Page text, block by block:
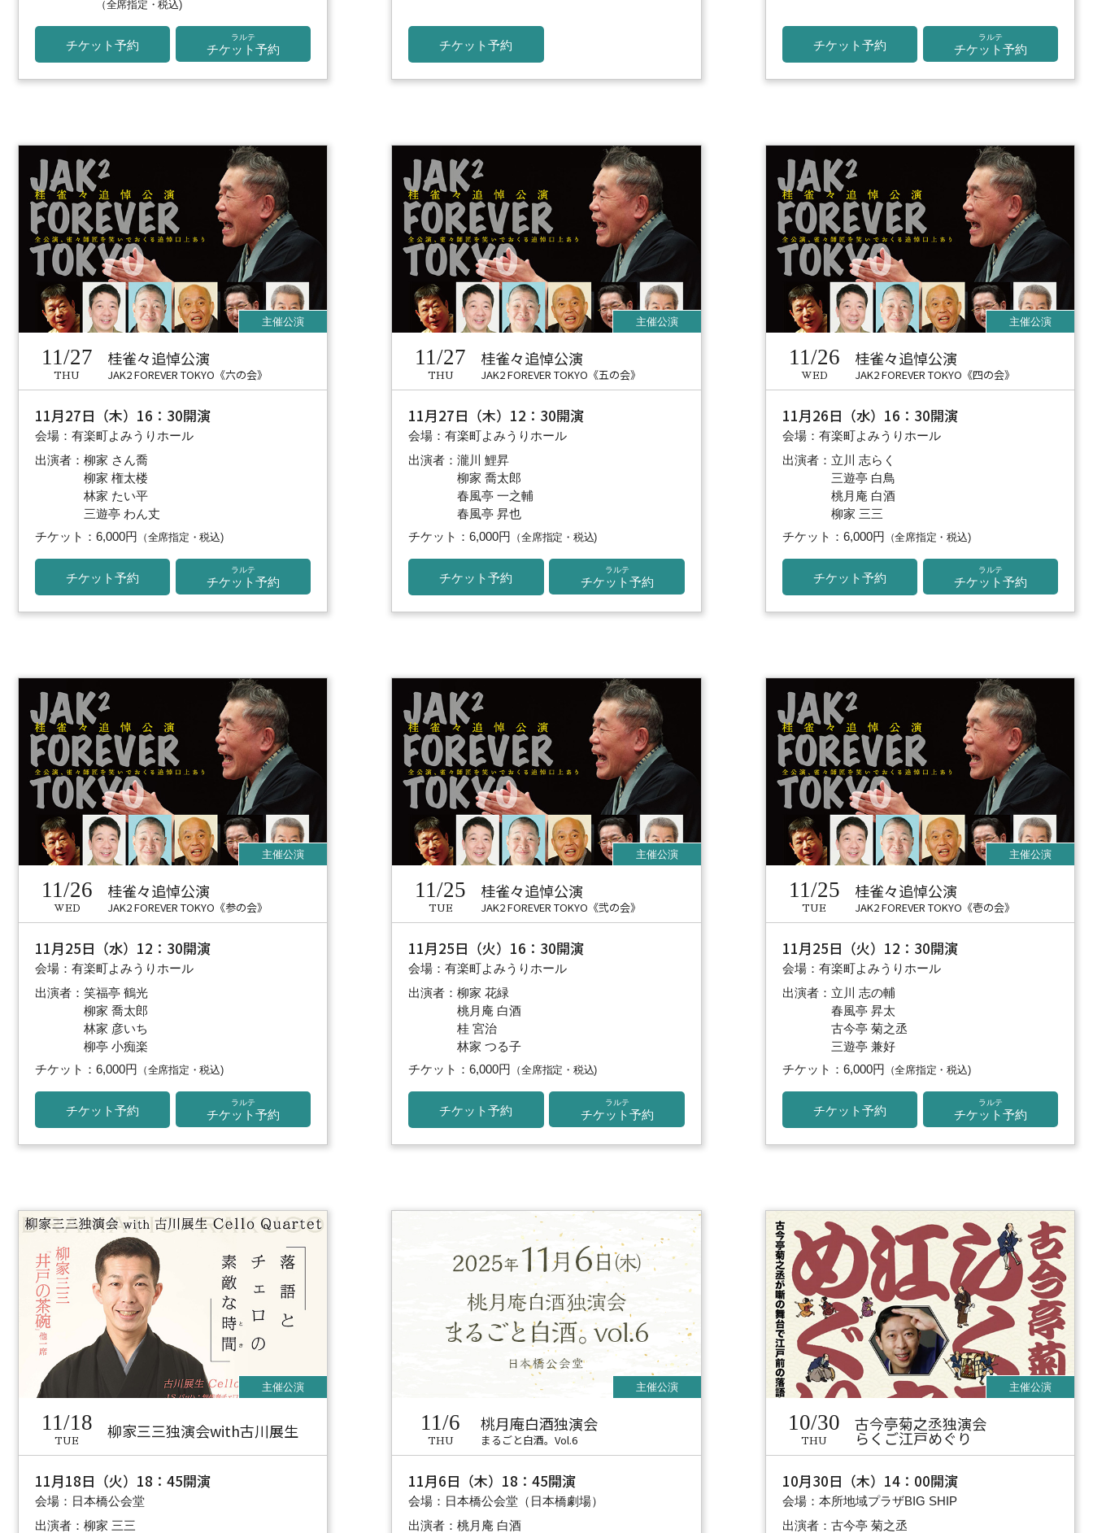
（全席指定・税込)
チケット予約
ラルテ
チケット予約 チケット予約 チケット予約
ラルテ
チケット予約
11/27
THU
桂雀々追悼公演
JAK2 FOREVER TOKYO《六の会》
11月27日（木）16：30開演
会場：有楽町よみうりホール
出演者：柳家 さん喬
柳家 権太楼
林家 たい平
三遊亭 わん丈
チケット：6,000円 （全席指定・税込)
チケット予約
ラルテ
チケット予約
11/27
THU
桂雀々追悼公演
JAK2 FOREVER TOKYO《五の会》
11月27日（木）12：30開演
会場：有楽町よみうりホール
出演者：瀧川 鯉昇
柳家 喬太郎
春風亭 一之輔
春風亭 昇也
チケット：6,000円 （全席指定・税込)
チケット予約
ラルテ
チケット予約
11/26
WED
桂雀々追悼公演
JAK2 FOREVER TOKYO《四の会》
11月26日（水）16：30開演
会場：有楽町よみうりホール
出演者：立川 志らく
三遊亭 白鳥
桃月庵 白酒
柳家 三三
チケット：6,000円 （全席指定・税込)
チケット予約
ラルテ
チケット予約
11/26
WED
桂雀々追悼公演
JAK2 FOREVER TOKYO《参の会》
11月25日（水）12：30開演
会場：有楽町よみうりホール
出演者：笑福亭 鶴光
柳家 喬太郎
林家 彦いち
柳亭 小痴楽
チケット：6,000円 （全席指定・税込)
チケット予約
ラルテ
チケット予約
11/25
TUE
桂雀々追悼公演
JAK2 FOREVER TOKYO《弐の会》
11月25日（火）16：30開演
会場：有楽町よみうりホール
出演者：柳家 花緑
桃月庵 白酒
桂 宮治
林家 つる子
チケット：6,000円 （全席指定・税込)
チケット予約
ラルテ
チケット予約
11/25
TUE
桂雀々追悼公演
JAK2 FOREVER TOKYO《壱の会》
11月25日（火）12：30開演
会場：有楽町よみうりホール
出演者：立川 志の輔
春風亭 昇太
古今亭 菊之丞
三遊亭 兼好
チケット：6,000円 （全席指定・税込)
チケット予約
ラルテ
チケット予約
11/18
TUE 柳家三三独演会with古川展生
11月18日（火）18：45開演
会場：日本橋公会堂
出演者：柳家 三三
11/6
THU
桃月庵白酒独演会
まるごと白酒。Vol.6
11月6日（木）18：45開演
会場：日本橋公会堂（日本橋劇場）
出演者：桃月庵 白酒
10/30
THU
古今亭菊之丞独演会
らくご江戸めぐり
10月30日（木）14：00開演
会場：本所地域プラザBIG SHIP
出演者：古今亭 菊之丞